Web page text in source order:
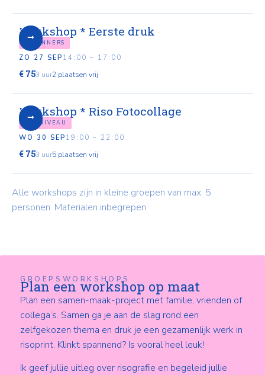
ZO 27 SEP 14:00 – 17:00
Workshop * Eerste druk
BEGINNERS
€ 753 uur2 plaatsen vrij
WO 30 SEP 19:00 – 22:00
Workshop * Riso Fotocollage
ELK NIVEAU
€ 753 uur5 plaatsen vrij
Alle workshops zijn in kleine groepen van max. 5
personen. Materialen inbegrepen.
GROEPSWORKSHOPS
Plan een workshop op maat
Plan een samen-maak-project met familie, vrienden of
collega’s. Samen ga je aan de slag rond een
zelfgekozen thema en druk je een gezamenlijk werk in
risoprint. Klinkt spannend? Is vooral heel leuk!
Ik geef jullie uitleg over risografie en begeleid jullie